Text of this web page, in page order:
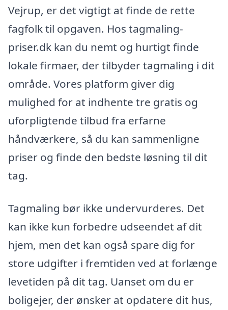
Vejrup, er det vigtigt at finde de rette
fagfolk til opgaven. Hos tagmaling-
priser.dk kan du nemt og hurtigt finde
lokale firmaer, der tilbyder tagmaling i dit
område. Vores platform giver dig
mulighed for at indhente tre gratis og
uforpligtende tilbud fra erfarne
håndværkere, så du kan sammenligne
priser og finde den bedste løsning til dit
tag.
Tagmaling bør ikke undervurderes. Det
kan ikke kun forbedre udseendet af dit
hjem, men det kan også spare dig for
store udgifter i fremtiden ved at forlænge
levetiden på dit tag. Uanset om du er
boligejer, der ønsker at opdatere dit hus,